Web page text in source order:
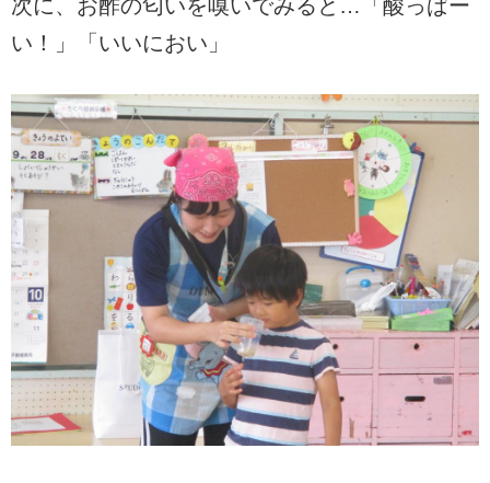
次に、お酢の匂いを嗅いでみると… 「酸っぱー
い！」「いいにおい」